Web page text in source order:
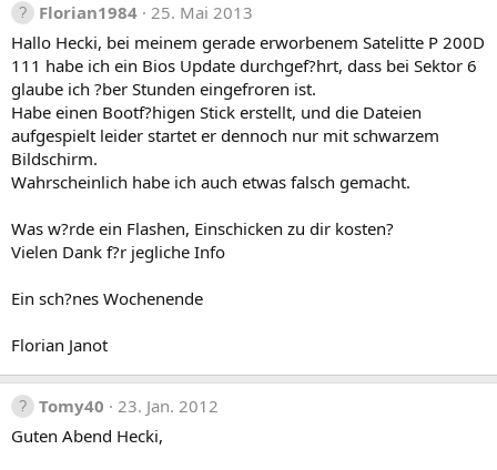
Florian1984 25. Mai 2013
Hallo Hecki, bei meinem gerade erworbenem Satelitte P 200D
111 habe ich ein Bios Update durchgef?hrt, dass bei Sektor 6
glaube ich ?ber Stunden eingefroren ist.
Habe einen Bootf?higen Stick erstellt, und die Dateien
aufgespielt leider startet er dennoch nur mit schwarzem
Bildschirm.
Wahrscheinlich habe ich auch etwas falsch gemacht.
Was w?rde ein Flashen, Einschicken zu dir kosten?
Vielen Dank f?r jegliche Info
Ein sch?nes Wochenende
Florian Janot
Tomy40
23. Jan. 2012
Guten Abend Hecki,